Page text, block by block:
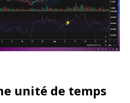
unité de temps